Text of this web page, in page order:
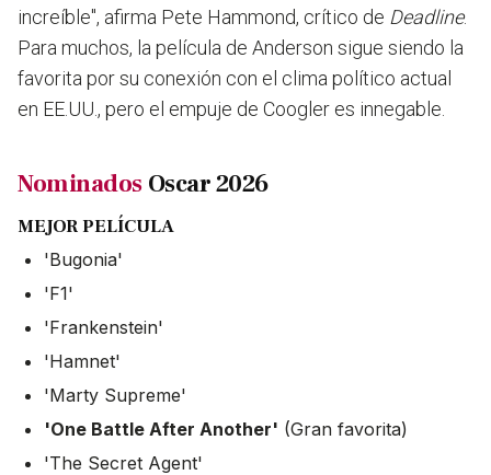
increíble", afirma Pete Hammond, crítico de Deadline.
Para muchos, la película de Anderson sigue siendo la
favorita por su conexión con el clima político actual
en EE.UU., pero el empuje de Coogler es innegable.
NominadosOscar 2026
MEJOR PELÍCULA
'Bugonia'
'F1'
'Frankenstein'
'Hamnet'
'Marty Supreme'
'One Battle After Another' (Gran favorita)
'The Secret Agent'